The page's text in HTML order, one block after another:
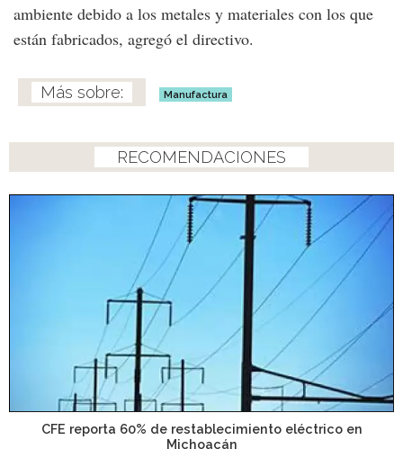
ambiente debido a los metales y materiales con los que
están fabricados, agregó el directivo.
Manufactura
RECOMENDACIONES
CFE reporta 60% de restablecimiento eléctrico en
Michoacán